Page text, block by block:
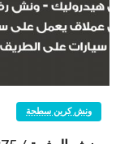
ونش كرين سطحة